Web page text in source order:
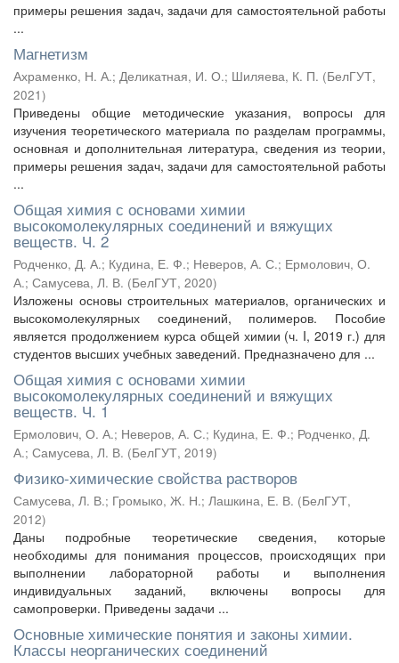
примеры решения задач, задачи для самостоятельной работы
...
Магнетизм
Ахраменко, Н. А.; Деликатная, И. О.; Шиляева, К. П. (БелГУТ,
2021)
Приведены общие методические указания, вопросы для
изучения теоретического материала по разделам программы,
основная и дополнительная литература, сведения из теории,
примеры решения задач, задачи для самостоятельной работы
...
Общая химия с основами химии
высокомолекулярных соединений и вяжущих
веществ. Ч. 2
Родченко, Д. А.; Кудина, Е. Ф.; Неверов, А. С.; Ермолович, О.
А.; Самусева, Л. В. (БелГУТ, 2020)
Изложены основы строительных материалов, органических и
высокомолекулярных соединений, полимеров. Пособие
является продолжением курса общей химии (ч. I, 2019 г.) для
студентов высших учебных заведений. Предназначено для ...
Общая химия с основами химии
высокомолекулярных соединений и вяжущих
веществ. Ч. 1
Ермолович, О. А.; Неверов, А. С.; Кудина, Е. Ф.; Родченко, Д.
А.; Самусева, Л. В. (БелГУТ, 2019)
Физико-химические свойства растворов
Самусева, Л. В.; Громыко, Ж. Н.; Лашкина, Е. В. (БелГУТ,
2012)
Даны подробные теоретические сведения, которые
необходимы для понимания процессов, происходящих при
выполнении лабораторной работы и выполнения
индивидуальных заданий, включены вопросы для
самопроверки. Приведены задачи ...
Основные химические понятия и законы химии.
Классы неорганических соединений